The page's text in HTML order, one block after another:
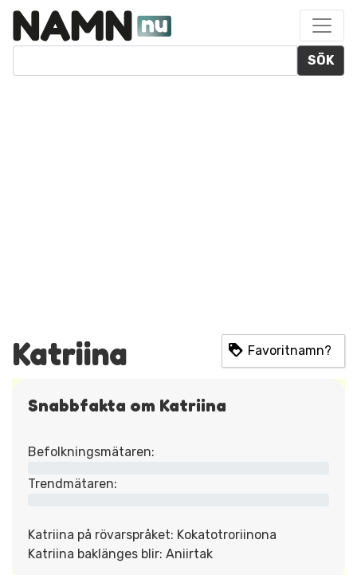
SÖK
Katriina Favoritnamn?
Snabbfakta om Katriina
Befolkningsmätaren:
Trendmätaren:
Katriina på rövarspråket: Kokatotroriinona
Katriina baklänges blir: Aniirtak